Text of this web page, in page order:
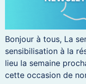
Bonjour à tous, La
sensibilisation à la
lieu la semaine
cette occasion de